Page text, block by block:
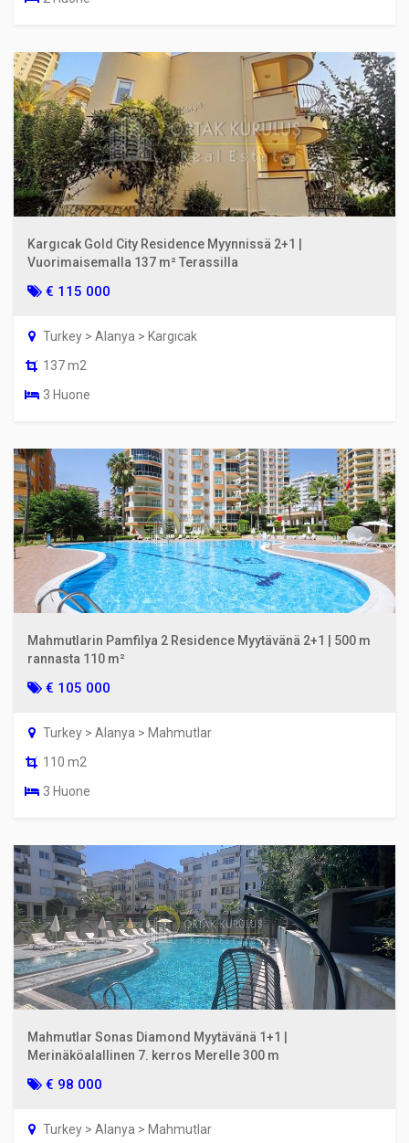
Kargıcak Gold City Residence Myynnissä 2+1 |
Vuorimaisemalla 137 m² Terassilla
€ 115 000
Turkey > Alanya > Kargıcak
137 m2
3 Huone
Mahmutlarin Pamfilya 2 Residence Myytävänä 2+1 | 500 m
rannasta 110 m²
€ 105 000
Turkey > Alanya > Mahmutlar
110 m2
3 Huone
Mahmutlar Sonas Diamond Myytävänä 1+1 |
Merinäköalallinen 7. kerros Merelle 300 m
€ 98 000
Turkey > Alanya > Mahmutlar